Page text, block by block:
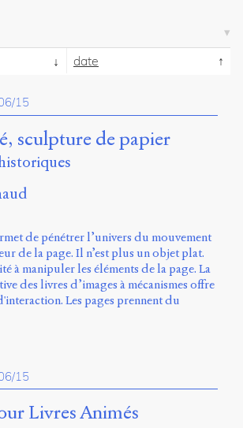
date
15
sculpture de papier
de pénétrer l’univers du mouvement
de la page. Il n’est plus un objet plat.
à manipuler les éléments de la page. La
des livres d’images à mécanismes offre
Les pages prennent du
15
Livres Animés